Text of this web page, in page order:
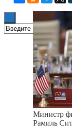
Министр
Рамиль